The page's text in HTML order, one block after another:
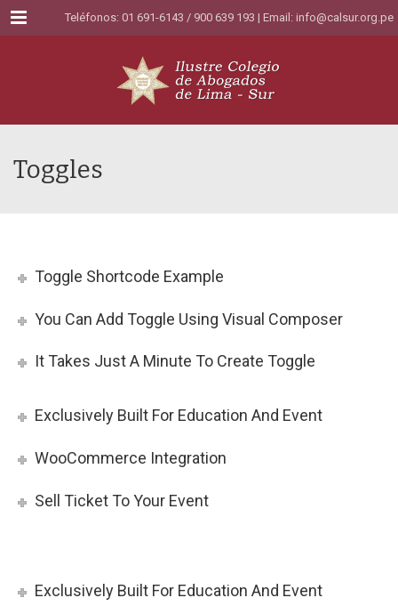
Menu Teléfonos: 01 691-6143 / 900 639 193 | Email: info@calsur.org.pe
Toggles
Toggle Shortcode Example
You Can Add Toggle Using Visual Composer
It Takes Just A Minute To Create Toggle
Exclusively Built For Education And Event
WooCommerce Integration
Sell Ticket To Your Event
Exclusively Built For Education And Event